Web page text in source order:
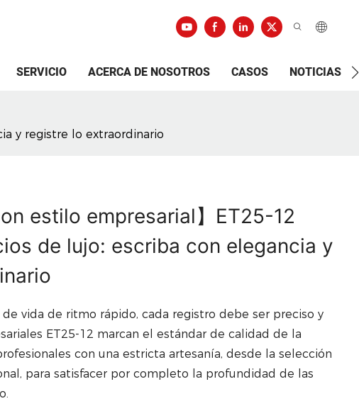
SERVICIO ACERCA DE NOSOTROS CASOS NOTICIAS
y registre lo extraordinario
estilo empresarial】ET25-12
de lujo: escriba con elegancia y
de vida de ritmo rápido, cada registro debe ser preciso y
ET25-12 marcan el estándar de calidad de la
con una estricta artesanía, desde la selección
para satisfacer por completo la profundidad de las